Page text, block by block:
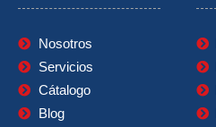
Nosotros
Servicios
Cátalogo
Blog